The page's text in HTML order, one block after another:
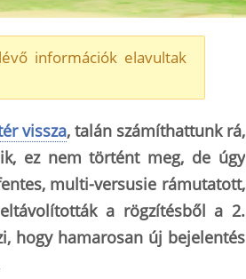
információk elavultak
vissza, talán számíthattunk rá,
ez nem történt meg, de úgy
multi-versusie rámutatott,
eltávolították a rögzítésből a 2.
hogy hamarosan új bejelentés